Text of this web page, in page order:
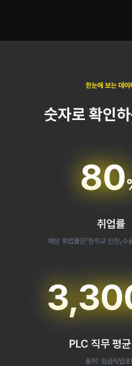
한눈에 보는 데이
숫자로 확인
80
취업률
해당 취업률은「한직교 인천」
PLC 직무 평
출처: 임금직업포